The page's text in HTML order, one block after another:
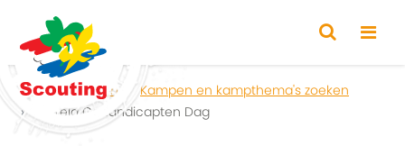
Home Zoeken
Kampen en kampthema's zoeken
Wereld Gehandicapten Dag